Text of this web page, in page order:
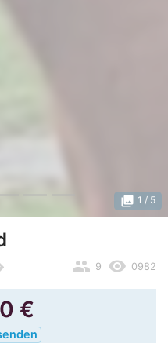
photo_library 1 / 5
remove_red_eye 0982
people 9
€